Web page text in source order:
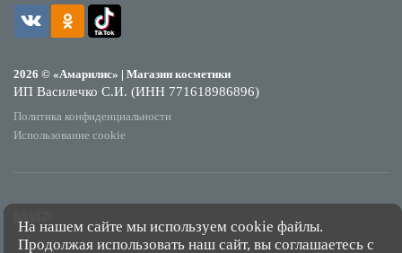
2026 © «Амарилис» | Магазин косметики
ИП Василечко С.И. (ИНН 771618986896)
Политика конфиденциальности
Использование cookie
*Обращаем Ваше внимание на то, что данный интернет-сайт носит исключительно
На нашем сайте мы используем cookie файлы.
Продолжая использовать наш сайт, вы соглашаетесь с